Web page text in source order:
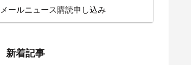
メールニュース購読申し込み
新着記事